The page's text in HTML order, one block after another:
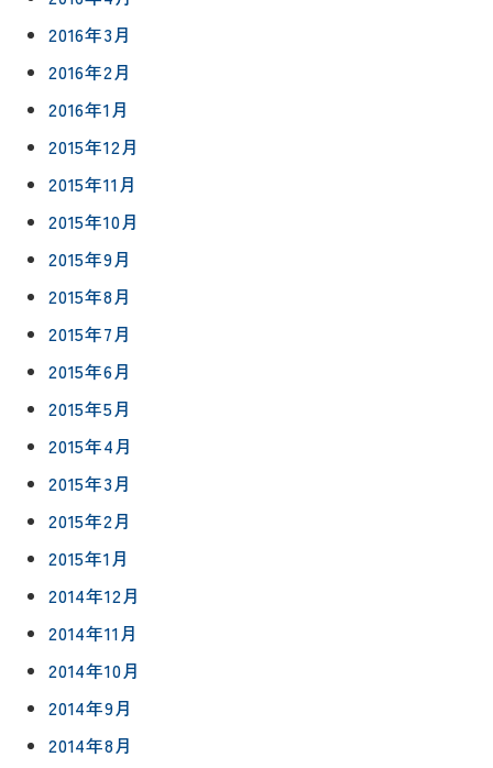
2016年3月
2016年2月
2016年1月
2015年12月
2015年11月
2015年10月
2015年9月
2015年8月
2015年7月
2015年6月
2015年5月
2015年4月
2015年3月
2015年2月
2015年1月
2014年12月
2014年11月
2014年10月
2014年9月
2014年8月